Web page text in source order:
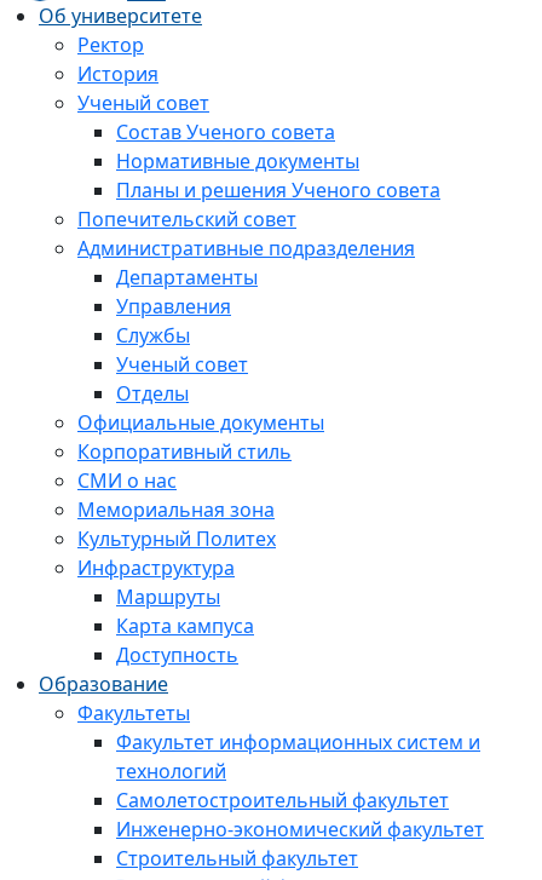
Об университете
Ректор
История
Ученый совет
Состав Ученого совета
Нормативные документы
Планы и решения Ученого совета
Попечительский совет
Административные подразделения
Департаменты
Управления
Службы
Ученый совет
Отделы
Официальные документы
Корпоративный стиль
СМИ о нас
Мемориальная зона
Культурный Политех
Инфраструктура
Маршруты
Карта кампуса
Доступность
Образование
Факультеты
Факультет информационных систем и
технологий
Самолетостроительный факультет
Инженерно-экономический факультет
Строительный факультет